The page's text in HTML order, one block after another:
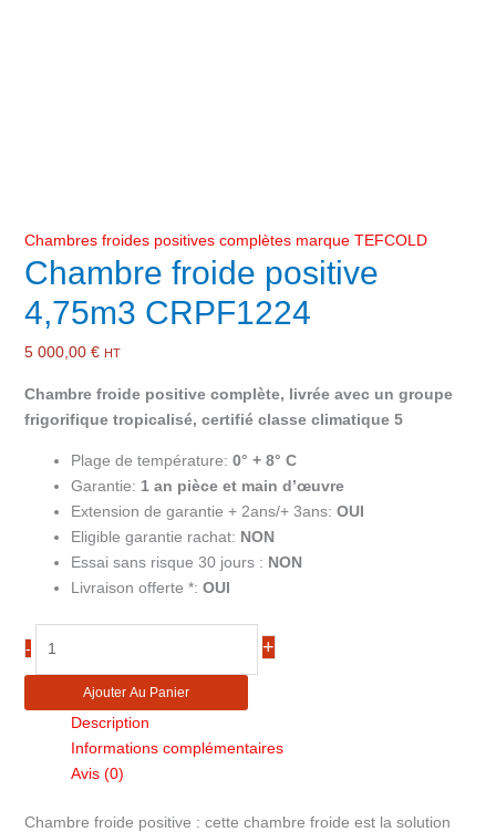
Chambres froides positives complètes marque TEFCOLD
Chambre froide positive
4,75m3 CRPF1224
5 000,00 € HT
Chambre froide positive complète, livrée avec un groupe
frigorifique tropicalisé, certifié classe climatique 5
Plage de température: 0° + 8° C
Garantie: 1 an pièce et main d’œuvre
Extension de garantie + 2ans/+ 3ans: OUI
Eligible garantie rachat: NON
Essai sans risque 30 jours : NON
Livraison offerte *: OUI
-
Chambre
froide
CRPF1224
+
Ajouter Au Panier
Description
Informations complémentaires
Avis (0)
Chambre froide positive : cette chambre froide est la solution